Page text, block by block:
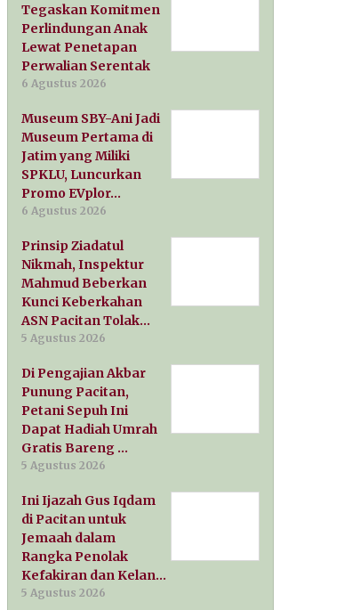
Tegaskan Komitmen
Perlindungan Anak
Lewat Penetapan
Perwalian Serentak
6 Agustus 2026
Museum SBY-Ani Jadi
Museum Pertama di
Jatim yang Miliki
SPKLU, Luncurkan
Promo EVplor…
6 Agustus 2026
Prinsip Ziadatul
Nikmah, Inspektur
Mahmud Beberkan
Kunci Keberkahan
ASN Pacitan Tolak…
5 Agustus 2026
Di Pengajian Akbar
Punung Pacitan,
Petani Sepuh Ini
Dapat Hadiah Umrah
Gratis Bareng …
5 Agustus 2026
Ini Ijazah Gus Iqdam
di Pacitan untuk
Jemaah dalam
Rangka Penolak
Kefakiran dan Kelan…
5 Agustus 2026